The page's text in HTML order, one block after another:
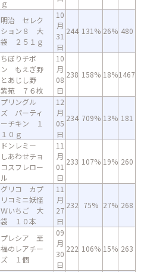
ｇ
明治 セレク
ション８ 大
袋 ２５１ｇ
10
月
31
日
244 131% 26% 480
ちぼりチボ
ン もえぎ野
とあじし野
紫苑 ７６枚
10
月
08
日
238 158% 18%1467
プリングル
ズ パーティ
ーチキン １
１０ｇ
12
月
05
日
234 709% 13% 181
ドンレミー
しあわせチョ
コスフレロー
ル
11
月
01
日
233 107% 19% 260
グリコ カプ
リコミニ妖怪
Ｗいちご 大
袋 １０本
11
月
27
日
232 75% 27% 268
プレシア 至
福のレアチー
ズ １個
09
月
30
日
222 106% 15% 263